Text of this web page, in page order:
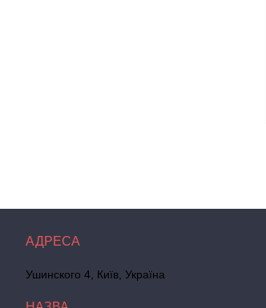
Ушинского 4, Київ, Україна